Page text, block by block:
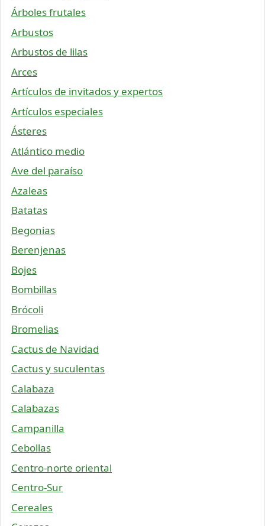
Árboles frutales
Arbustos
Arbustos de lilas
Arces
Artículos de invitados y expertos
Artículos especiales
Ásteres
Atlántico medio
Ave del paraíso
Azaleas
Batatas
Begonias
Berenjenas
Bojes
Bombillas
Brócoli
Bromelias
Cactus de Navidad
Cactus y suculentas
Calabaza
Calabazas
Campanilla
Cebollas
Centro-norte oriental
Centro-Sur
Cereales